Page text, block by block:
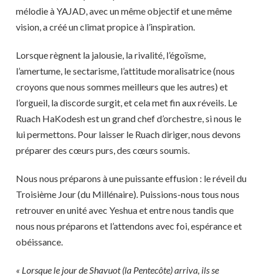
mélodie à YAJAD, avec un même objectif et une même
vision, a créé un climat propice à l’inspiration.
Lorsque règnent la jalousie, la rivalité, l’égoïsme,
l’amertume, le sectarisme, l’attitude moralisatrice (nous
croyons que nous sommes meilleurs que les autres) et
l’orgueil, la discorde surgit, et cela met fin aux réveils. Le
Ruach HaKodesh est un grand chef d’orchestre, si nous le
lui permettons. Pour laisser le Ruach diriger, nous devons
préparer des cœurs purs, des cœurs soumis.
Nous nous préparons à une puissante effusion : le réveil du
Troisième Jour (du Millénaire). Puissions-nous tous nous
retrouver en unité avec Yeshua et entre nous tandis que
nous nous préparons et l’attendons avec foi, espérance et
obéissance.
« Lorsque le jour de Shavuot (la Pentecôte) arriva, ils se